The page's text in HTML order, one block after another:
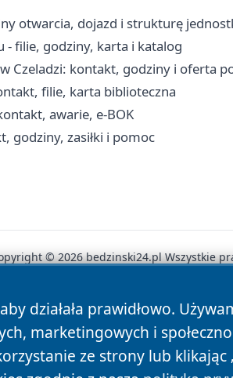
otwarcia, dojazd i strukturę
- filie, godziny, karta i katalog
Czeladzi: kontakt, godziny i oferta
filie, karta biblioteczna
awarie, e-BOK
godziny, zasiłki i pomoc
działała prawidłowo.
marketingowych i
ze strony lub
© 2026 bedzinski24.pl Wszystkie
Autorzy Polityka Prywatności